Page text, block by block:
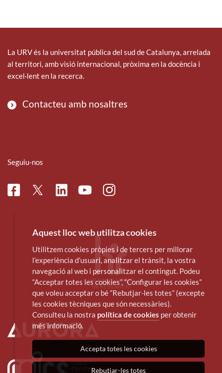
La URV és la universitat pública del sud de Catalunya, arrelada
al territori, amb visió internacional, pròxima en la docència i
excel·lent en la recerca.
Contacteu amb nosaltres
Seguiu-nos
FacebookTwitterLinkedinYoutubeInstagram
Aquest lloc web utilitza cookies
Utilitzem cookies pròpies i de tercers per millorar
l’experiència d’usuari, analitzar el trànsit, la vostra
navegació al web i personalitzar el contingut. Podeu
“Acceptar totes les cookies”, “Configurar les cookies”
que voleu acceptar o bé “Rebutjar-les totes” (excepte
les cookies tècniques que són necessàries).
Consulteu la nostra política de cookies per obtenir
més informació.
Accepta totes les cookies
Rebutjar-les totes